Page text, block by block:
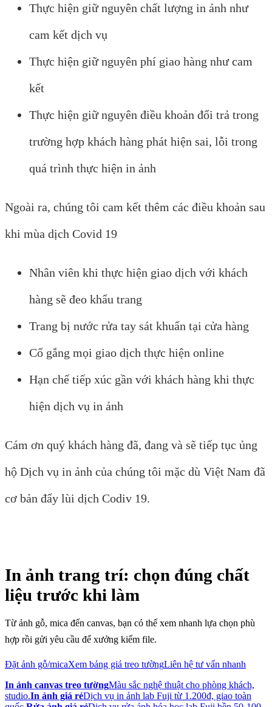
Thực hiện giữ nguyên chất lượng in ảnh như
cam kết dịch vụ
Thực hiện giữ nguyên phí giao hàng như cam
kết
Thực hiện giữ nguyên điều khoản đổi trả trong
trường hợp khách hàng phát hiện sai, lỗi trong
quá trình thực hiện in ảnh
Ngoài ra, chúng tôi cam kết thêm các điều khoản sau
khi mùa dịch Covid 19
Nhân viên khi thực hiện giao dịch với khách
hàng sẽ đeo khẩu trang
Trang bị nước rửa tay sát khuẩn tại cửa hàng
Cố gắng mọi giao dịch thực hiện online
Hạn chế tiếp xúc gần với khách hàng khi thực
hiện dịch vụ in ảnh
Cám ơn quý khách hàng đã, đang và sẽ tiếp tục ủng
hộ Dịch vụ in ảnh của chúng tôi mặc dù Việt Nam đã
cơ bản đẩy lùi dịch Codiv 19.
In ảnh trang trí: chọn đúng chất
liệu trước khi làm
Từ ảnh gỗ, mica đến canvas, bạn có thể xem nhanh lựa chọn phù
hợp rồi gửi yêu cầu để xưởng kiểm file.
Đặt ảnh gỗ/micaXem bảng giá treo tườngLiên hệ tư vấn nhanh
In ảnh canvas treo tườngMàu sắc nghệ thuật cho phòng khách,
studio.In ảnh giá rẻDịch vụ in ảnh lab Fuji từ 1.200đ, giao toàn